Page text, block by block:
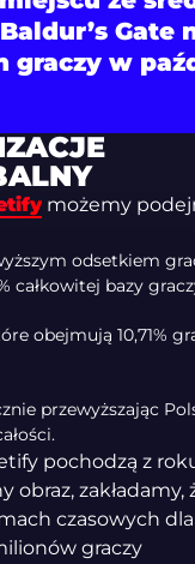
Gate
graczy w
możemy
odsetkiem
całkowitej bazy
obejmują 10,71%
przewyższając
pochodzą z
zakładamy,
czasowych dla
graczy